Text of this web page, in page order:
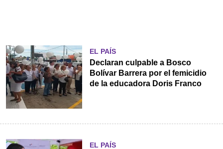
EL PAÍS
Declaran culpable a Bosco
Bolívar Barrera por el femicidio
de la educadora Doris Franco
EL PAÍS